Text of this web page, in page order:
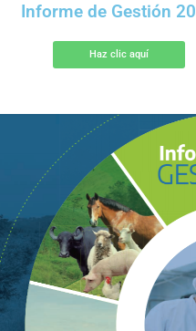
Informe de Gestión
Haz clic aquí